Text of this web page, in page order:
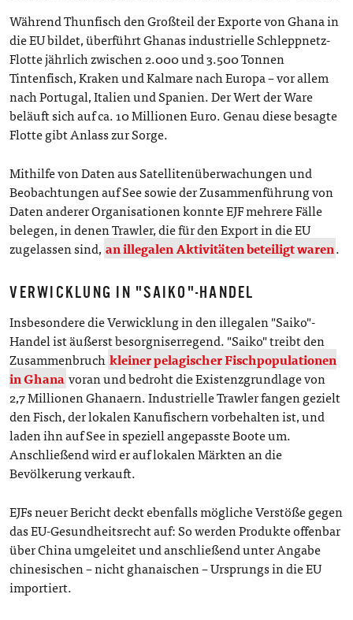
Während Thunfisch den Großteil der Exporte von Ghana in
die EU bildet, überführt Ghanas industrielle Schleppnetz-
Flotte jährlich zwischen 2.000 und 3.500 Tonnen
Tintenfisch, Kraken und Kalmare nach Europa – vor allem
nach Portugal, Italien und Spanien. Der Wert der Ware
beläuft sich auf ca. 10 Millionen Euro. Genau diese besagte
Flotte gibt Anlass zur Sorge.
Mithilfe von Daten aus Satellitenüberwachungen und
Beobachtungen auf See sowie der Zusammenführung von
Daten anderer Organisationen konnte EJF mehrere Fälle
belegen, in denen Trawler, die für den Export in die EU
zugelassen sind, an illegalen Aktivitäten beteiligt waren.
VERWICKLUNG IN "SAIKO"-HANDEL
Insbesondere die Verwicklung in den illegalen "Saiko"-
Handel ist äußerst besorgniserregend. "Saiko" treibt den
Zusammenbruch kleiner pelagischer Fischpopulationen
in Ghanavoran und bedroht die Existenzgrundlage von
2,7 Millionen Ghanaern. Industrielle Trawler fangen gezielt
den Fisch, der lokalen Kanufischern vorbehalten ist, und
laden ihn auf See in speziell angepasste Boote um.
Anschließend wird er auf lokalen Märkten an die
Bevölkerung verkauft.
EJFs neuer Bericht deckt ebenfalls mögliche Verstöße gegen
das EU-Gesundheitsrecht auf: So werden Produkte offenbar
über China umgeleitet und anschließend unter Angabe
chinesischen – nicht ghanaischen – Ursprungs in die EU
importiert.